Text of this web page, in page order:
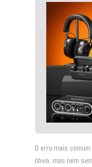
O erro mais
óbvia, mas nem